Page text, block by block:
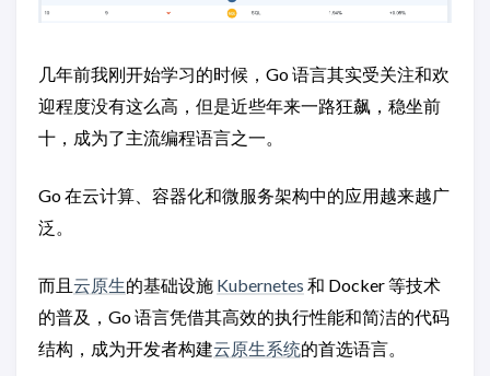
几年前我刚开始学习的时候，Go 语言其实受关注和欢
迎程度没有这么高，但是近些年来一路狂飙，稳坐前
十，成为了主流编程语言之一。
Go 在云计算、容器化和微服务架构中的应用越来越广
泛。
而且 云原生的基础设施 Kubernetes 和 Docker 等技术
的普及，Go 语言凭借其高效的执行性能和简洁的代码
结构，成为开发者构建云原生系统的首选语言。